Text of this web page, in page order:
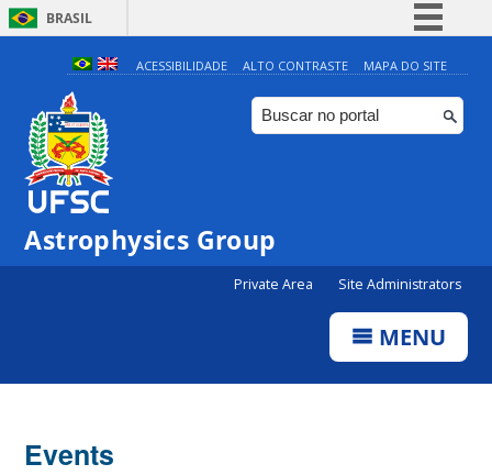
BRASIL
Simplifique!
Comunica BR
Participe
ACESSIBILIDADE ALTO CONTRASTE MAPA DO SITE
Astrophysics Group
Private Area Site Administrators
MENU
Events